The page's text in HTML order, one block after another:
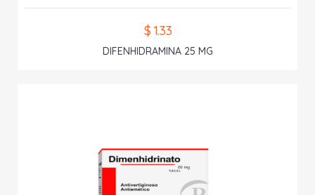
$ 1.33
DIFENHIDRAMINA 25 MG